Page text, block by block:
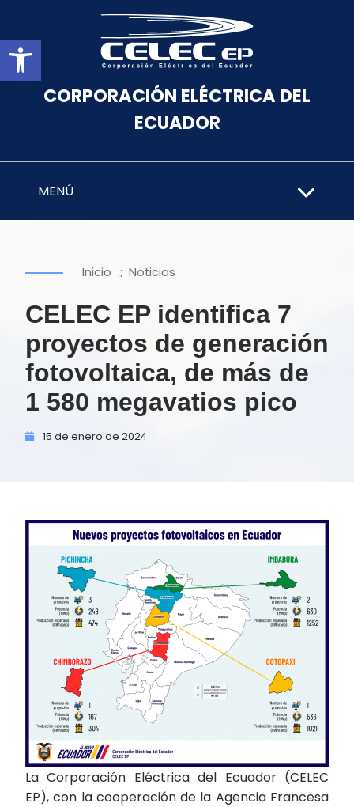
Abrir barra de herramientas
CORPORACIÓN ELÉCTRICA DEL
ECUADOR
MENÚ
Inicio :: Noticias
CELEC EP identifica 7
proyectos de generación
fotovoltaica, de más de
1 580 megavatios pico
15 de enero de 2024
La Corporación Eléctrica del Ecuador (CELEC
EP), con la cooperación de la Agencia Francesa